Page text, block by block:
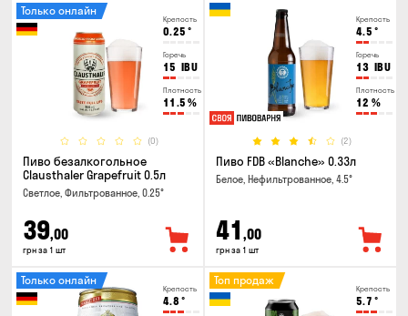
Крепость
0.25 °
Горечь
15 IBU
Плотность
11.5 %
(0)
Только онлайн
Пиво безалкогольное
Clausthaler Grapefruit 0.5л
Светлое, Фильтрованное, 0.25°
39,00
грн за 1 шт
Крепость
4.5 °
Горечь
13 IBU
Плотность
12 %
(2)
Пиво FDB «Blanche» 0.33л
Белое, Нефильтрованное, 4.5°
41 ,00
грн за 1 шт
Крепость
4.8 °
Только онлайн
Крепость
5.7 °
Топ продаж